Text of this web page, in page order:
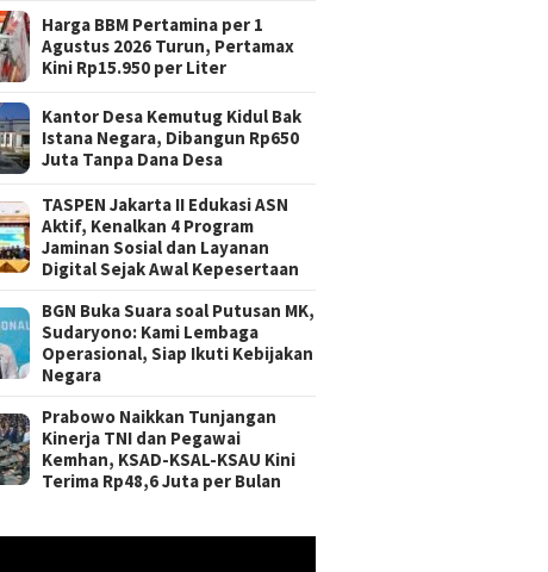
Harga BBM Pertamina per 1
Agustus 2026 Turun, Pertamax
Kini Rp15.950 per Liter
Kantor Desa Kemutug Kidul Bak
Istana Negara, Dibangun Rp650
Juta Tanpa Dana Desa
TASPEN Jakarta II Edukasi ASN
Aktif, Kenalkan 4 Program
Jaminan Sosial dan Layanan
Digital Sejak Awal Kepesertaan
BGN Buka Suara soal Putusan MK,
Sudaryono: Kami Lembaga
Operasional, Siap Ikuti Kebijakan
Negara
Prabowo Naikkan Tunjangan
Kinerja TNI dan Pegawai
Kemhan, KSAD-KSAL-KSAU Kini
Terima Rp48,6 Juta per Bulan